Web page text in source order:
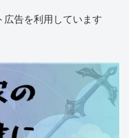
告を利用しています